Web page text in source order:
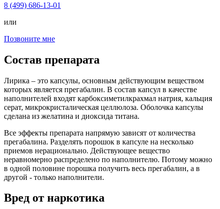
8 (499) 686-13-01
или
Позвоните мне
Состав препарата
Лирика – это капсулы, основным действующим веществом
которых является прегабалин. В состав капсул в качестве
наполнителей входят карбоксиметилкрахмал натрия, кальция
серат, микрокристалическая целлюлоза. Оболочка капсулы
сделана из желатина и диоксида титана.
Все эффекты препарата напрямую зависят от количества
прегабалина. Разделять порошок в капсуле на несколько
приемов нерационально. Действующее вещество
неравномерно распределено по наполнителю. Потому можно
в одной половине порошка получить весь прегабалин, а в
другой - только наполнители.
Вред от наркотика